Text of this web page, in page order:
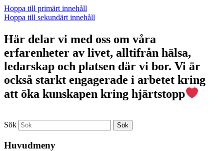
Hoppa till primärt innehåll
Hoppa till sekundärt innehåll
Här delar vi med oss om våra
erfarenheter av livet, alltifrån hälsa,
ledarskap och platsen där vi bor. Vi är
också starkt engagerade i arbetet kring
att öka kunskapen kring hjärtstopp
Sök
Huvudmeny